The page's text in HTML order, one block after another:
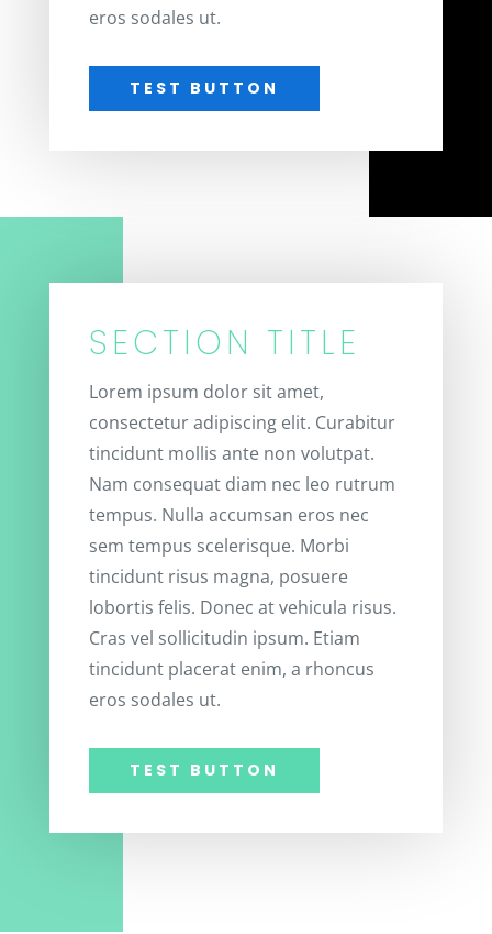
eros sodales ut.
TEST BUTTON
SECTION TITLE
Lorem ipsum dolor sit amet,
consectetur adipiscing elit. Curabitur
tincidunt mollis ante non volutpat.
Nam consequat diam nec leo rutrum
tempus. Nulla accumsan eros nec
sem tempus scelerisque. Morbi
tincidunt risus magna, posuere
lobortis felis. Donec at vehicula risus.
Cras vel sollicitudin ipsum. Etiam
tincidunt placerat enim, a rhoncus
eros sodales ut.
TEST BUTTON